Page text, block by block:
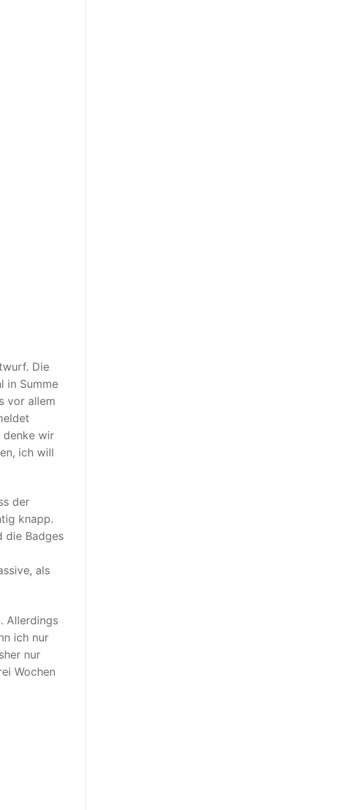
Die
in Summe
vor allem
denke wir
ich will
der
knapp.
die Badges
als
Allerdings
ich nur
nur
Wochen